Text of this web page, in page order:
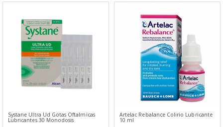
Systane Ultra Ud Gotas Oftalmicas
Lubricantes 30 Monodosis
Artelac Rebalance Colirio Lubricante
10 ml